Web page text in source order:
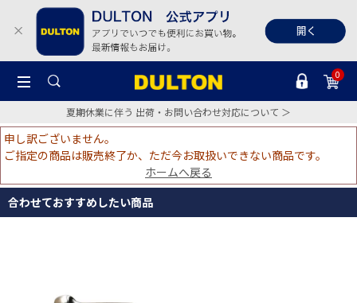
0
夏期休業に伴う 出荷・お問い合わせ対応について ＞
申し訳ございません。
ご指定の商品は販売終了か、ただ今お取扱いできない商品です。
ホームへ戻る
合わせておすすめしたい商品